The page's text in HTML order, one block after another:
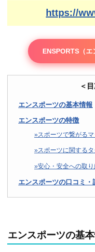
https://
ENSPORTS（
＜
エンスポーツの基本情報
エンスポーツの特徴
スポーツで繋がる
スポーツに関する
安心・安全への取
エンスポーツの口コミ・
エンスポーツの基